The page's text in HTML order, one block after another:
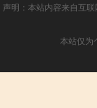
声明：本站内容来自互
本站仅为